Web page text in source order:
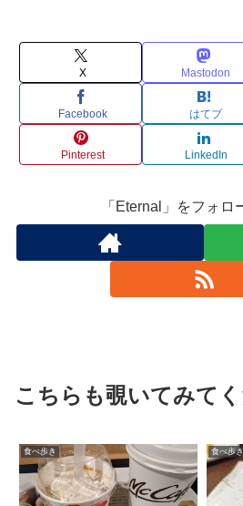
X Mastodon
Facebook はてブ
Pinterest LinkedIn
「Eternal」をフォロ
こちらも覗いてみてく
食べ歩き 食べ歩き